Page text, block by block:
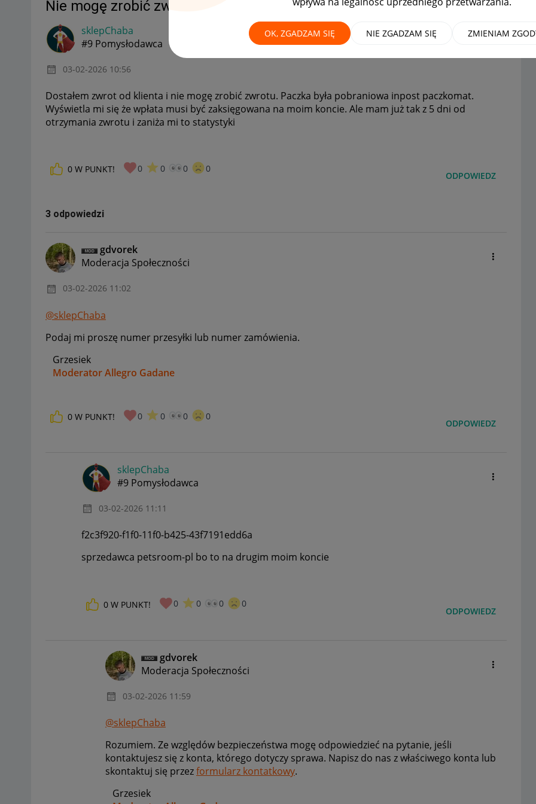
OK, ZGADZAM SIĘ NIE ZGADZAM SIĘ ZMIENIAM
Nie mogę zrobić zwrotu wpłaty
sklepChaba
#9 Pomysłodawca
‎03-02-2026 10:56
Dostałem zwrot od klienta i nie mogę zrobić zwrotu. Paczka była pobraniowa inpost paczkomat.
Wyświetla mi się że wpłata musi być zaksięgowana na moim koncie. Ale mam już tak z 5 dni od
otrzymania zwrotu i zaniża mi to statystyki
0 W PUNKT! 0 0 0 0
ODPOWIEDZ
3 odpowiedzi
gdvorek
Moderacja Społeczności
‎03-02-2026 11:02
@sklepChaba
Podaj mi proszę numer przesyłki lub numer zamówienia.
Grzesiek
Moderator Allegro Gadane
0 W PUNKT! 0 0 0 0
ODPOWIEDZ
sklepChaba
#9 Pomysłodawca
‎03-02-2026 11:11
f2c3f920-f1f0-11f0-b425-43f7191edd6a
sprzedawca petsroom-pl bo to na drugim moim koncie
0 W PUNKT! 0 0 0 0
ODPOWIEDZ
gdvorek
Moderacja Społeczności
‎03-02-2026 11:59
@sklepChaba
Rozumiem. Ze względów bezpieczeństwa mogę odpowiedzieć na pytanie, jeśli
kontaktujesz się z konta, którego dotyczy sprawa. Napisz do nas z właściwego konta lub
skontaktuj się przezformularz kontatkowy.
Grzesiek